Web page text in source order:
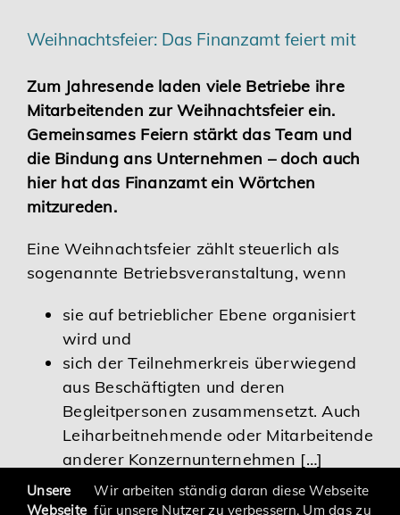
Digitalisierung | Steuerberatung
Karriere
Services
Weihnachtsfeier: Das Finanzamt feiert mit
Zum Jahresende laden viele Betriebe ihre
Mitarbeitenden zur Weihnachtsfeier ein.
Gemeinsames Feiern stärkt das Team und
die Bindung ans Unternehmen – doch auch
hier hat das Finanzamt ein Wörtchen
mitzureden.
Eine Weihnachtsfeier zählt steuerlich als
sogenannte Betriebsveranstaltung, wenn
sie auf betrieblicher Ebene organisiert
wird und
sich der Teilnehmerkreis überwiegend
aus Beschäftigten und deren
Begleitpersonen zusammensetzt. Auch
Leiharbeitnehmende oder Mitarbeitende
anderer Konzernunternehmen […]
Unsere
Webseite
Wir arbeiten ständig daran diese Webseite
für unsere Nutzer zu verbessern. Um das zu